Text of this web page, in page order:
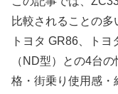
比較されることの
トヨタ GR86、ト
（ND型）との4台
格・街乗り使用感・